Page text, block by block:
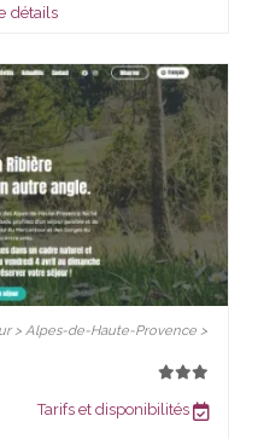
détails
> Alpes-de-Haute-Provence >
Tarifs et disponibilités